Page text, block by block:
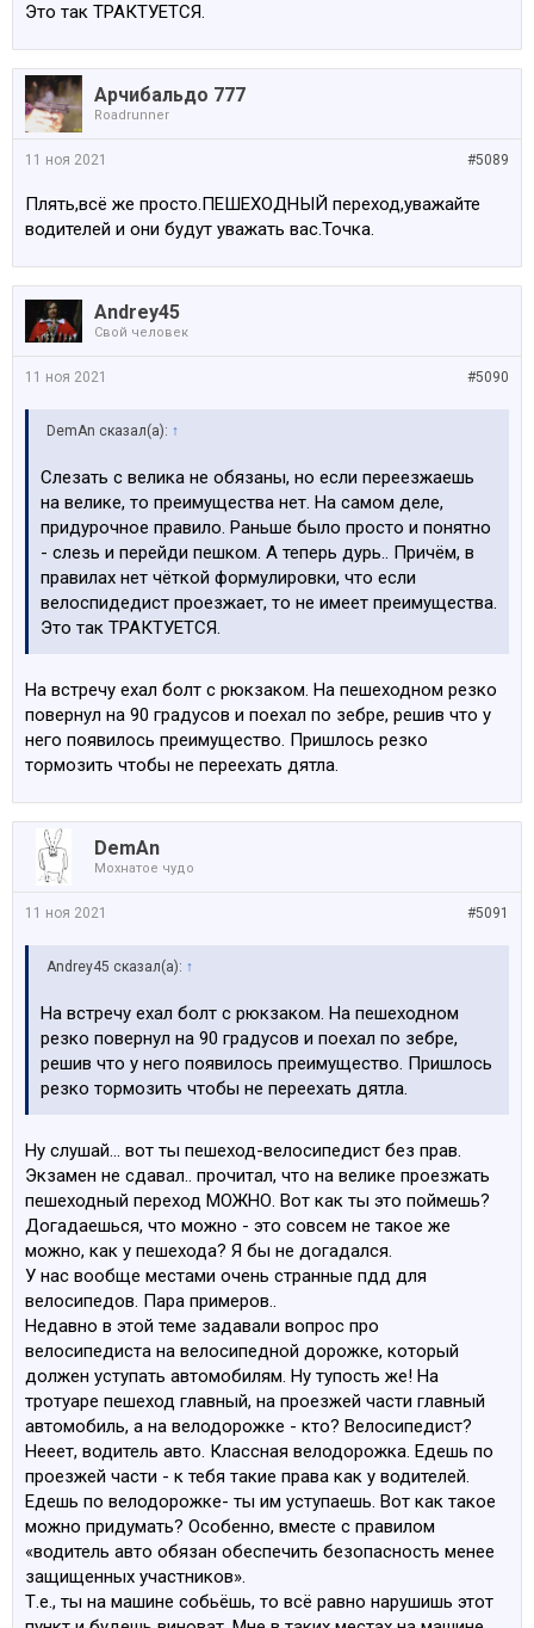
Это так ТРАКТУЕТСЯ.
Арчибальдо 777
Roadrunner
#5089
11 ноя 2021
Плять,всё же просто.ПЕШЕХОДНЫЙ переход,уважайте
водителей и они будут уважать вас.Точка.
Andrey45
Свой человек
#5090
11 ноя 2021
DemAn сказал(а): ↑
Слезать с велика не обязаны, но если переезжаешь
на велике, то преимущества нет. На самом деле,
придурочное правило. Раньше было просто и понятно
- слезь и перейди пешком. А теперь дурь.. Причём, в
правилах нет чёткой формулировки, что если
велоспидедист проезжает, то не имеет преимущества.
Это так ТРАКТУЕТСЯ.
На встречу ехал болт с рюкзаком. На пешеходном резко
повернул на 90 градусов и поехал по зебре, решив что у
него появилось преимущество. Пришлось резко
тормозить чтобы не переехать дятла.
DemAn
Мохнатое чудо
#5091
11 ноя 2021
Andrey45 сказал(а): ↑
На встречу ехал болт с рюкзаком. На пешеходном
резко повернул на 90 градусов и поехал по зебре,
решив что у него появилось преимущество. Пришлось
резко тормозить чтобы не переехать дятла.
Ну слушай… вот ты пешеход-велосипедист без прав.
Экзамен не сдавал.. прочитал, что на велике проезжать
пешеходный переход МОЖНО. Вот как ты это поймешь?
Догадаешься, что можно - это совсем не такое же
можно, как у пешехода? Я бы не догадался.
У нас вообще местами очень странные пдд для
велосипедов. Пара примеров..
Недавно в этой теме задавали вопрос про
велосипедиста на велосипедной дорожке, который
должен уступать автомобилям. Ну тупость же! На
тротуаре пешеход главный, на проезжей части главный
автомобиль, а на велодорожке - кто? Велосипедист?
Нееет, водитель авто. Классная велодорожка. Едешь по
проезжей части - к тебя такие права как у водителей.
Едешь по велодорожке- ты им уступаешь. Вот как такое
можно придумать? Особенно, вместе с правилом
«водитель авто обязан обеспечить безопасность менее
защищенных участников».
Т.е., ты на машине собьёшь, то всё равно нарушишь этот